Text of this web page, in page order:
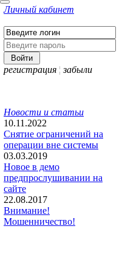
Личный кабинет
регистрация ¦ забыли
Новости и статьи
10.11.2022
Снятие ограничений на
операции вне системы
03.03.2019
Новое в демо
предпрослушивании на
сайте
22.08.2017
Внимание!
Мошенничество!